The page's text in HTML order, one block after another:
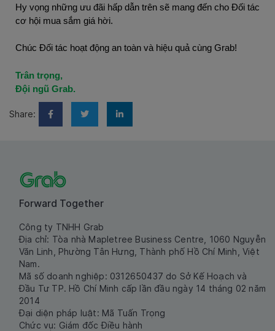
Hy vọng những ưu đãi hấp dẫn trên sẽ mang đến cho Đối tác
cơ hội mua sắm giá hời.
Chúc Đối tác hoạt động an toàn và hiệu quả cùng Grab!
Trân trọng,
Đội ngũ Grab.
Share:
Forward Together
Công ty TNHH Grab
Địa chỉ: Tòa nhà Mapletree Business Centre, 1060 Nguyễn
Văn Linh, Phường Tân Hưng, Thành phố Hồ Chí Minh, Việt
Nam.
Mã số doanh nghiệp: 0312650437 do Sở Kế Hoạch và
Đầu Tư TP. Hồ Chí Minh cấp lần đầu ngày 14 tháng 02 năm
2014
Đại diện pháp luật: Mã Tuấn Trọng
Chức vụ: Giám đốc Điều hành